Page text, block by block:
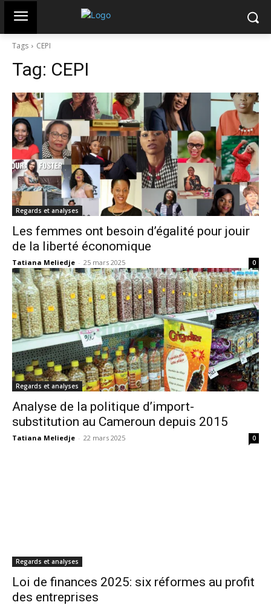
Tags CEPI
Tag: CEPI
Regards et analyses
Les femmes ont besoin d’égalité pour jouir
de la liberté économique
Tatiana Meliedje - 25 mars 2025 0
Regards et analyses
Analyse de la politique d’import-
substitution au Cameroun depuis 2015
Tatiana Meliedje - 22 mars 2025 0
Regards et analyses
Loi de finances 2025: six réformes au profit
des entreprises